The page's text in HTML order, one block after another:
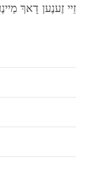
זֵיי זֶענֶען דָאךְ